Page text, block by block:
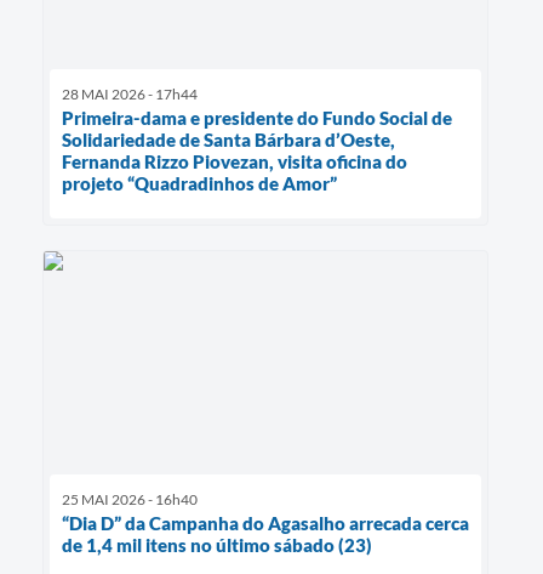
28 MAI 2026 - 17h44
Primeira-dama e presidente do Fundo Social de
Solidariedade de Santa Bárbara d’Oeste,
Fernanda Rizzo Piovezan, visita oficina do
projeto “Quadradinhos de Amor”
25 MAI 2026 - 16h40
“Dia D” da Campanha do Agasalho arrecada cerca
de 1,4 mil itens no último sábado (23)